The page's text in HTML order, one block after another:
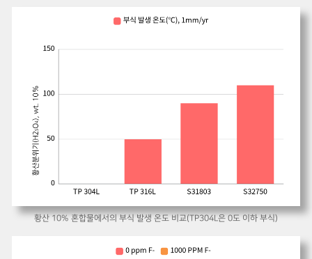
황산 10% 혼합물에서의 부식 발생 온도 비교(TP304L은 0도 이하 부식)